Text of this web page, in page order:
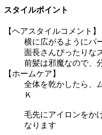
スタイルポイント
【ヘアスタイルコメント】
横に広がるようにパ
面長さんぴったりな
前髪は邪魔なので、
【ホームケア】
全体を乾かしたら、
Ｋ
毛先にアイロンをか
なります